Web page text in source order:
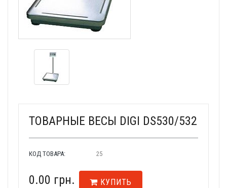
ТОВАРНЫЕ ВЕСЫ DIGI DS530/532
КОД ТОВАРА: 25
0.00 грн. КУПИТЬ